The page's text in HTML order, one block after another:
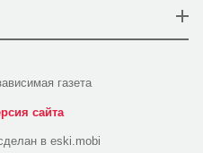
газета
сайта
в eski.mobi